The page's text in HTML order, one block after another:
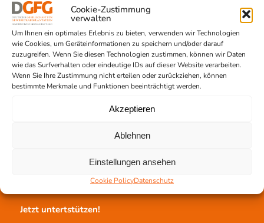
Cookie-Zustimmung
verwalten
Um Ihnen ein optimales Erlebnis zu bieten, verwenden wir Technologien
wie Cookies, um Geräteinformationen zu speichern und/oder darauf
zuzugreifen. Wenn Sie diesen Technologien zustimmen, können wir Daten
wie das Surfverhalten oder eindeutige IDs auf dieser Website verarbeiten.
Wenn Sie Ihre Zustimmung nicht erteilen oder zurückziehen, können
bestimmte Merkmale und Funktionen beeinträchtigt werden.
Akzeptieren
Ablehnen
Einstellungen ansehen
Cookie PolicyDatenschutz
Team Hannover
Spendestandorte
Vermittlungsstelle
Gewebetransplantation
Transplantat bestellen
Jetzt untertstützen!